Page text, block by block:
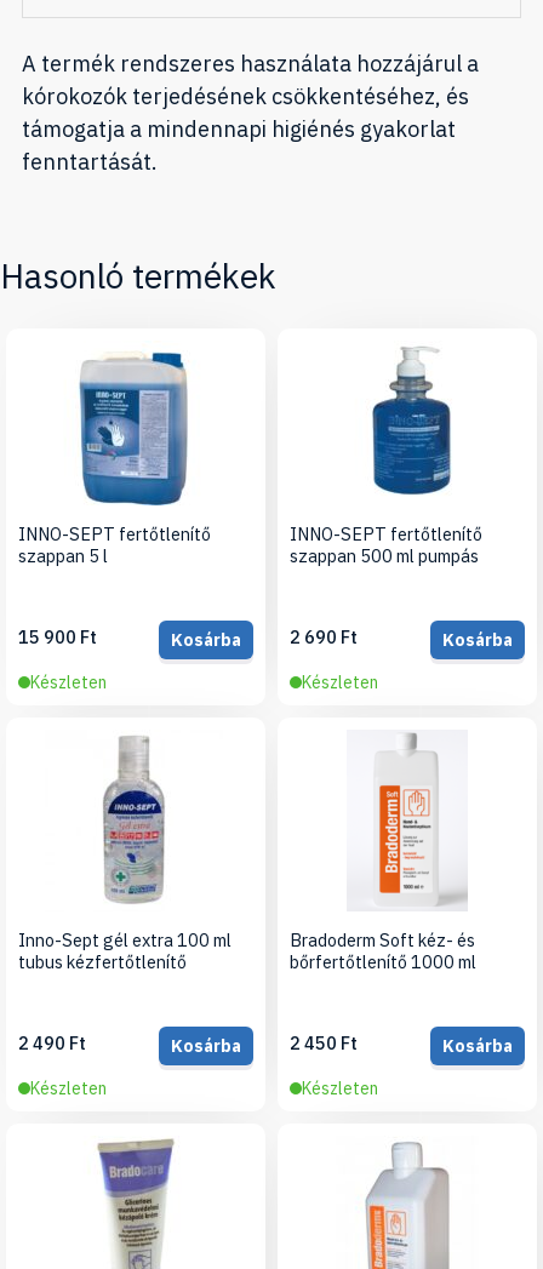
A termék rendszeres használata hozzájárul a
kórokozók terjedésének csökkentéséhez, és
támogatja a mindennapi higiénés gyakorlat
fenntartását.
Hasonló termékek
INNO-SEPT fertőtlenítő
szappan 5 l
15 900 Ft
Kosárba
Készleten
INNO-SEPT fertőtlenítő
szappan 500 ml pumpás
2 690 Ft
Kosárba
Készleten
Inno-Sept gél extra 100 ml
tubus kézfertőtlenítő
2 490 Ft
Kosárba
Készleten
Bradoderm Soft kéz- és
bőrfertőtlenítő 1000 ml
2 450 Ft
Kosárba
Készleten